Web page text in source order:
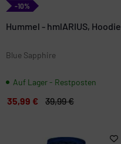
-10%
Hummel - hmlARIUS, Hoodie
Blue Sapphire
Auf Lager - Restposten
35,99 € 39,99 €